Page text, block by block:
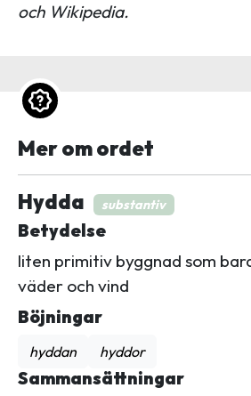
och Wikipedia.
Mer om ordet
Hydda substantiv
Betydelse
liten primitiv byggnad som
väder och vind
Böjningar
hyddan hyddor
Sammansättningar